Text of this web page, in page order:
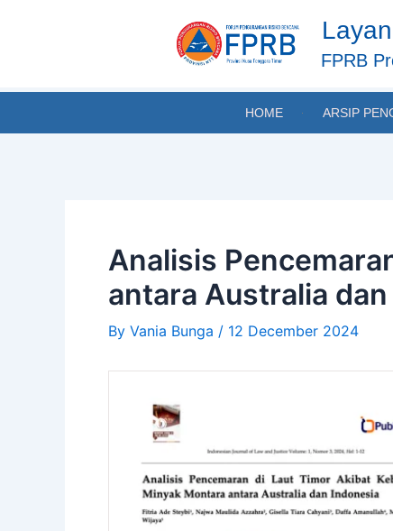
FPRB
HOME ARSIP
Analisis
antara Australia
By Vania Bunga / 12 December 2024
navigation